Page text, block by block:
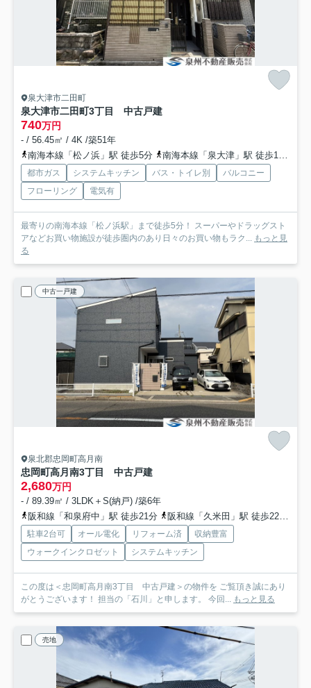
泉大津市二田町
泉大津市二田町3丁目 中古戸建
740万円
- / 56.45㎡ / 4K /築51年
南海本線「松ノ浜」駅 徒歩5分
南海本線「泉大津」駅 徒歩11分
都市ガス システムキッチン バス・トイレ別
バルコニー
フローリング
電気有
最寄りの南海本線「松ノ浜駅」まで徒歩5分！ スーパーやドラッグスト
アなどお買い物施設が徒歩圏内のあり日々のお買い物もラク...
もっと見
る
中古一戸建
泉北郡忠岡町高月南
忠岡町高月南3丁目 中古戸建
2,680万円
- / 89.39㎡ / 3LDK＋S(納戸) /築6年
阪和線「和泉府中」駅 徒歩21分
阪和線「久米田」駅 徒歩22分
駐車2台可 オール電化 リフォーム済
収納豊富
ウォークインクロゼット
システムキッチン
この度は＜忠岡町高月南3丁目 中古戸建＞の物件を ご覧頂き誠にあり
がとうございます！ 担当の「石川」と申します。 今回...
もっと見る
売地